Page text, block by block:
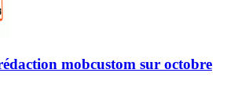
mobcustom sur octobre